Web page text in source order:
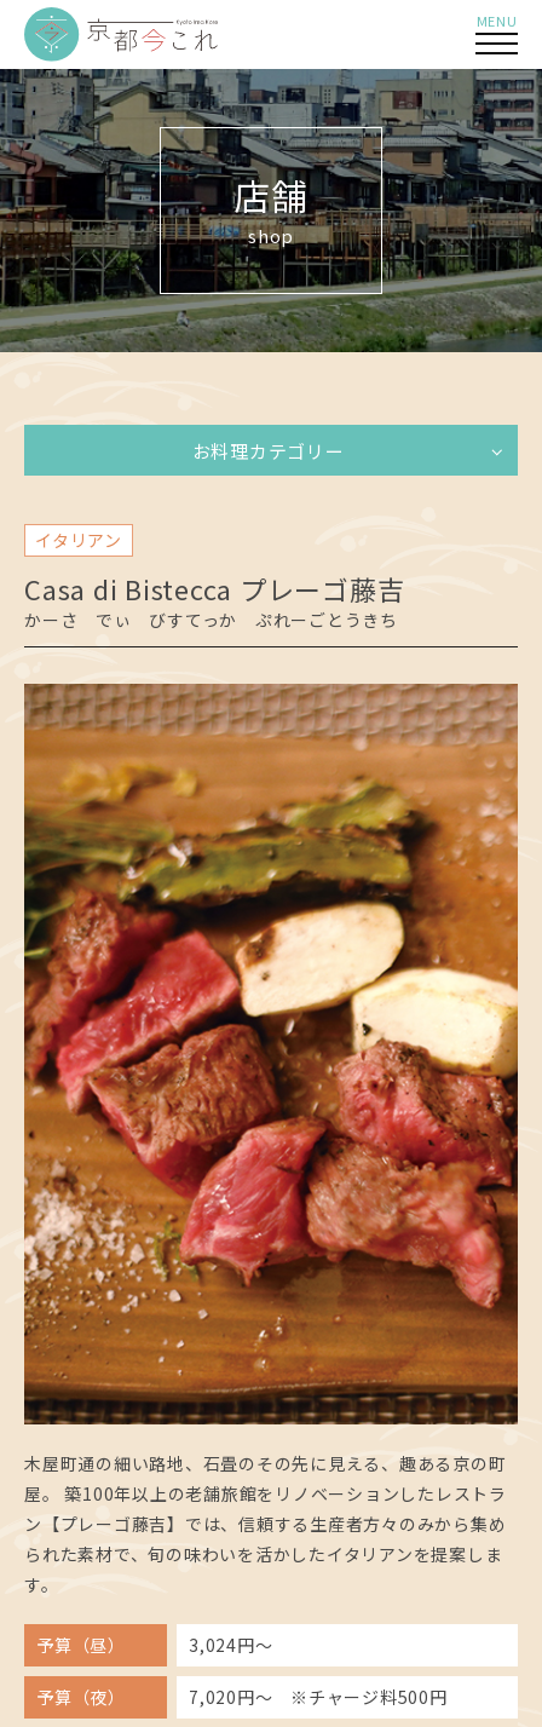
MENU
店舗
shop
お料理カテゴリー
イタリアン
Casa di Bistecca プレーゴ藤吉
かーさ でぃ びすてっか ぷれーごとうきち
木屋町通の細い路地、石畳のその先に見える、趣ある京の町
屋。 築100年以上の老舗旅館をリノベーションしたレストラ
ン【プレーゴ藤吉】では、信頼する生産者方々のみから集め
られた素材で、旬の味わいを活かしたイタリアンを提案しま
す。
予算（昼） 3,024円～
予算（夜） 7,020円～ ※チャージ料500円